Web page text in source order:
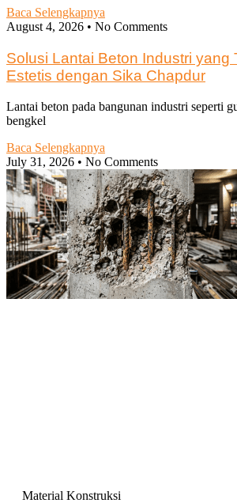
Baca Selengkapnya
August 4, 2026
No Comments
Solusi Lantai Beton Industri yang
Estetis dengan Sika Chapdur
Lantai beton pada bangunan industri seperti
bengkel
Baca Selengkapnya
July 31, 2026
No Comments
Material Konstruksi